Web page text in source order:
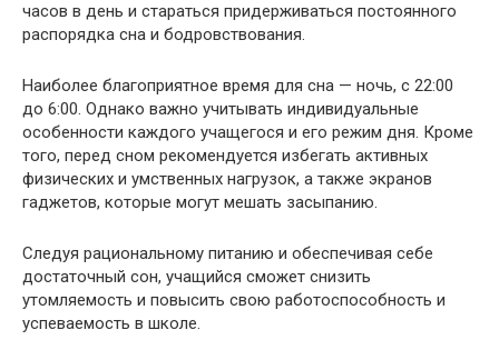
часов в день и стараться придерживаться постоянного
распорядка сна и бодровствования.
Наиболее благоприятное время для сна — ночь, с 22:00
до 6:00. Однако важно учитывать индивидуальные
особенности каждого учащегося и его режим дня. Кроме
того, перед сном рекомендуется избегать активных
физических и умственных нагрузок, а также экранов
гаджетов, которые могут мешать засыпанию.
Следуя рациональному питанию и обеспечивая себе
достаточный сон, учащийся сможет снизить
утомляемость и повысить свою работоспособность и
успеваемость в школе.